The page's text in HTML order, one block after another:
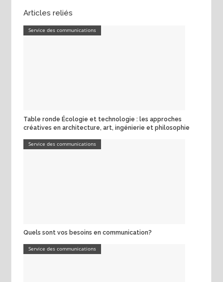
Articles reliés
Service des communications
Table ronde Écologie et technologie : les approches
créatives en architecture, art, ingénierie et philosophie
Service des communications
Quels sont vos besoins en communication?
Service des communications